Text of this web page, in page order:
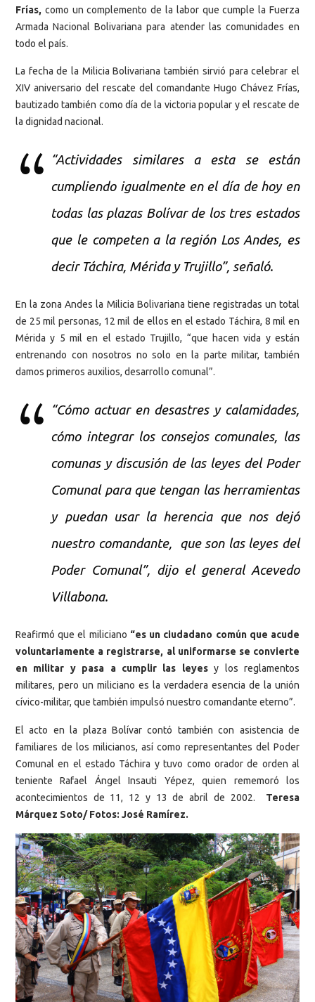
Frías, como un complemento de la labor que cumple la Fuerza
Armada Nacional Bolivariana para atender las comunidades en
todo el país.
La fecha de la Milicia Bolivariana también sirvió para celebrar el
XIV aniversario del rescate del comandante Hugo Chávez Frías,
bautizado también como día de la victoria popular y el rescate de
la dignidad nacional.
“Actividades similares a esta se están
cumpliendo igualmente en el día de hoy en
todas las plazas Bolívar de los tres estados
que le competen a la región Los Andes, es
decir Táchira, Mérida y Trujillo”, señaló.
En la zona Andes la Milicia Bolivariana tiene registradas un total
de 25 mil personas, 12 mil de ellos en el estado Táchira, 8 mil en
Mérida y 5 mil en el estado Trujillo, “que hacen vida y están
entrenando con nosotros no solo en la parte militar, también
damos primeros auxilios, desarrollo comunal”.
“Cómo actuar en desastres y calamidades,
cómo integrar los consejos comunales, las
comunas y discusión de las leyes del Poder
Comunal para que tengan las herramientas
y puedan usar la herencia que nos dejó
nuestro comandante, que son las leyes del
Poder Comunal”, dijo el general Acevedo
Villabona.
Reafirmó que el miliciano “es un ciudadano común que acude
voluntariamente a registrarse, al uniformarse se convierte
en militar y pasa a cumplir las leyesy los reglamentos
militares, pero un miliciano es la verdadera esencia de la unión
cívico-militar, que también impulsó nuestro comandante eterno”.
El acto en la plaza Bolívar contó también con asistencia de
familiares de los milicianos, así como representantes del Poder
Comunal en el estado Táchira y tuvo como orador de orden al
teniente Rafael Ángel Insauti Yépez, quien rememoró los
acontecimientos de 11, 12 y 13 de abril de 2002. Teresa
Márquez Soto/ Fotos: José Ramírez.